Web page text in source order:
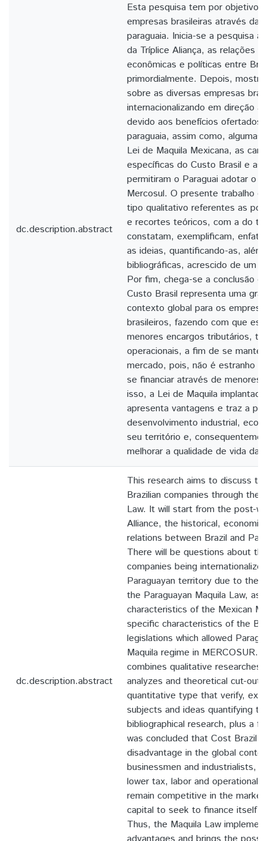
dc.description.abstract
Esta pesquisa tem por objetivo
empresas brasileiras através da
paraguaia. Inicia-se a pesquisa
da Tríplice Aliança, as relações
econômicas e políticas entre
primordialmente. Depois,
sobre as diversas empresas
internacionalizando em direção
devido aos benefícios ofertados
paraguaia, assim como,
Lei de Maquila Mexicana, as
específicas do Custo Brasil e as
permitiram o Paraguai adotar o
Mercosul. O presente trabalho
tipo qualitativo referentes as
e recortes teóricos, com a do
constatam, exemplificam,
as ideias, quantificando-as,
bibliográficas, acrescido de um
Por fim, chega-se a conclusão
Custo Brasil representa uma
contexto global para os
brasileiros, fazendo com que
menores encargos tributários,
operacionais, a fim de se
mercado, pois, não é estranho
se financiar através de menores
isso, a Lei de Maquila
apresenta vantagens e traz a
desenvolvimento industrial,
seu território e,
melhorar a qualidade de vida da
dc.description.abstract
This research aims to discuss
Brazilian companies through the
Law. It will start from the post-
Alliance, the historical, economic
relations between Brazil and
There will be questions about
companies being
Paraguayan territory due to the
the Paraguayan Maquila Law, as
characteristics of the Mexican
specific characteristics of the
legislations which allowed
Maquila regime in MERCOSUR.
combines qualitative researches
analyzes and theoretical cut-
quantitative type that verify,
subjects and ideas quantifying
bibliographical research, plus a
was concluded that Cost Brazil
disadvantage in the global
businessmen and industrialists,
lower tax, labor and operational
remain competitive in the
capital to seek to finance itself
Thus, the Maquila Law